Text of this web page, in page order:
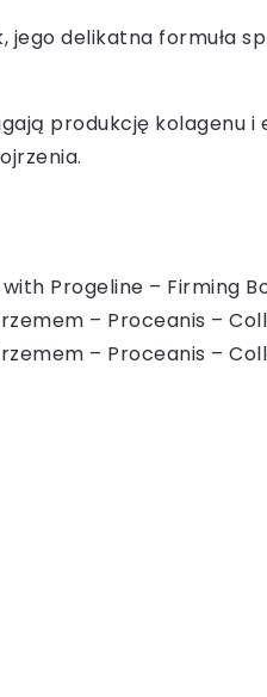
jego delikatna formuła
produkcję kolagenu
Progeline – Firming
– Proceanis –
– Proceanis –